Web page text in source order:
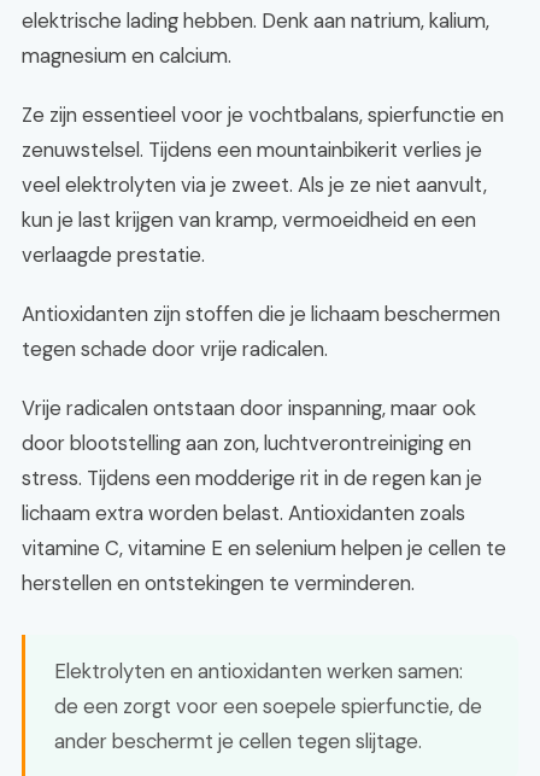
elektrische lading hebben. Denk aan natrium, kalium,
magnesium en calcium.
Ze zijn essentieel voor je vochtbalans, spierfunctie en
zenuwstelsel. Tijdens een mountainbikerit verlies je
veel elektrolyten via je zweet. Als je ze niet aanvult,
kun je last krijgen van kramp, vermoeidheid en een
verlaagde prestatie.
Antioxidanten zijn stoffen die je lichaam beschermen
tegen schade door vrije radicalen.
Vrije radicalen ontstaan door inspanning, maar ook
door blootstelling aan zon, luchtverontreiniging en
stress. Tijdens een modderige rit in de regen kan je
lichaam extra worden belast. Antioxidanten zoals
vitamine C, vitamine E en selenium helpen je cellen te
herstellen en ontstekingen te verminderen.
Elektrolyten en antioxidanten werken samen:
de een zorgt voor een soepele spierfunctie, de
ander beschermt je cellen tegen slijtage.